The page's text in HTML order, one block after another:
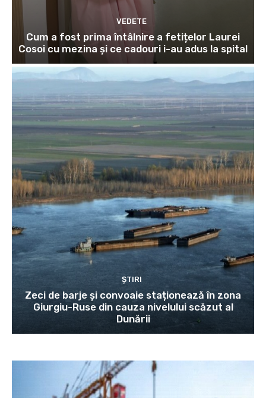
VEDETE
Cum a fost prima întâlnire a fetițelor Laurei
Cosoi cu mezina și ce cadouri i-au adus la spital
ȘTIRI
Zeci de barje și convoaie staționează în zona
Giurgiu-Ruse din cauza nivelului scăzut al
Dunării